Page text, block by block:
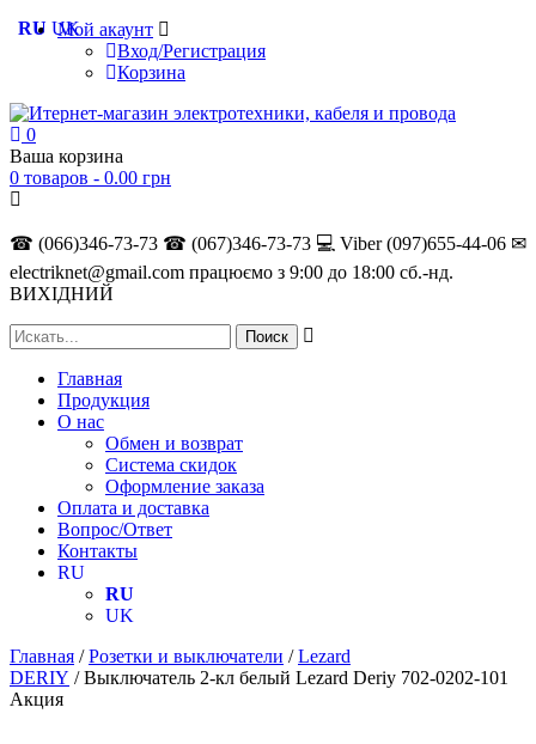
Мой акаунт
Вход/Регистрация
Корзина
0
Ваша корзина
0 товаров - 0.00 грн
☎ (066)346-73-73 ☎ (067)346-73-73 💻 Viber (097)655-44-06 ✉
electriknet@gmail.com працюємо з 9:00 до 18:00 сб.-нд.
ВИХІДНИЙ
Главная
Продукция
О нас
Обмен и возврат
Система скидок
Оформление заказа
Оплата и доставка
Вопрос/Ответ
Контакты
RU
RU
UK
Главная /Розетки и выключатели /Lezard
DERIY / Выключатель 2-кл белый Lezard Deriy 702-0202-101
Акция
RU UK